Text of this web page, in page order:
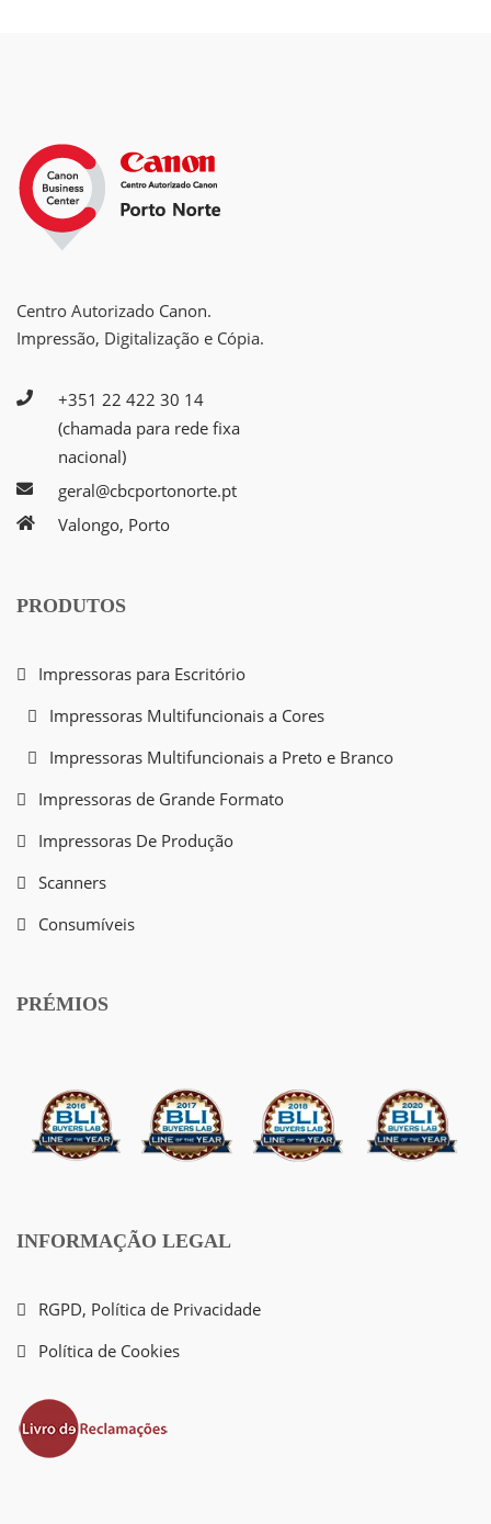
Centro Autorizado Canon.
Impressão, Digitalização e Cópia.
+351 22 422 30 14
(chamada para rede fixa
nacional)
geral@cbcportonorte.pt
Valongo, Porto
PRODUTOS
Impressoras para Escritório
Impressoras Multifuncionais a Cores
Impressoras Multifuncionais a Preto e Branco
Impressoras de Grande Formato
Impressoras De Produção
Scanners
Consumíveis
PRÉMIOS
INFORMAÇÃO LEGAL
RGPD, Política de Privacidade
Política de Cookies